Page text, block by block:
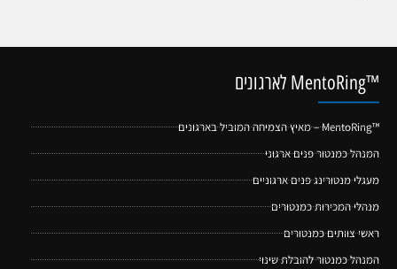
™MentoRing לארגונים
™MentoRing – מאיץ הצמיחה המוביל בארגונים
המנהל כמנטור פנים ארגוני
מעגלי מנטורינג פנים ארגוניים
מנהלי המכירות כמנטורים
ראשי צוותים כמנטורים
המנהל כמנטור להובלת שינוי